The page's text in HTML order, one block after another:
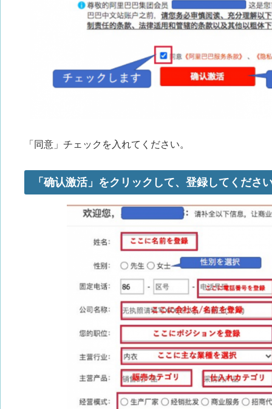
「同意」チェックを入れてください。
「确认激活」をクリックして、登録してくださ